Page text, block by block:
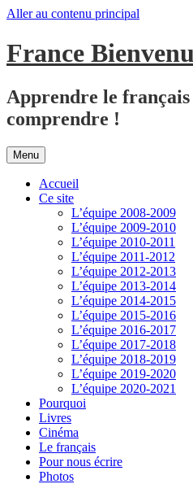
Aller au contenu principal
France
Apprendre le
comprendre !
Menu
Accueil
Ce site
L’équipe 2008-2009
L’équipe 2009-2010
L’équipe 2010-2011
L’équipe 2011-2012
L’équipe 2012-2013
L’équipe 2013-2014
L’équipe 2014-2015
L’équipe 2015-2016
L’équipe 2016-2017
L’équipe 2017-2018
L’équipe 2018-2019
L’équipe 2019-2020
L’équipe 2020-2021
Pourquoi
Livres
Cinéma
Le français
Pour nous écrire
Photos